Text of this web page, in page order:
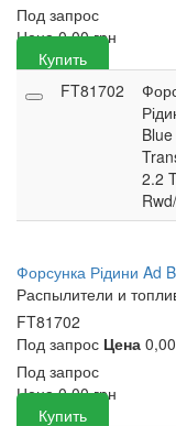
Под запрос
Цена 0,00грн
Купить
FT81702
2.2
Форсунка Рідини Ad
Распылители и
FT81702
Под запрос Цена
Под запрос
Цена 0,00грн
Купить